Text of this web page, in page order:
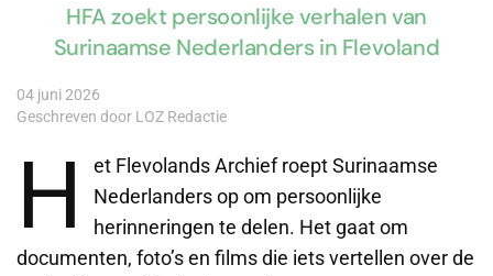
HFA zoekt persoonlijke verhalen van
Surinaamse Nederlanders in Flevoland
04 juni 2026
Geschreven door LOZ Redactie
H
et Flevolands Archief roept Surinaamse
Nederlanders op om persoonlijke
herinneringen te delen. Het gaat om
documenten, foto’s en films die iets vertellen over de